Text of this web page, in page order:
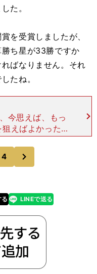
た。
を受賞しましたが、
ち星が33勝ですか
ばなりません。それ
たね。
今思えば、もっ
えばよかったな
と認めてしまえ
の座を諦めては
4
line LINEで送る